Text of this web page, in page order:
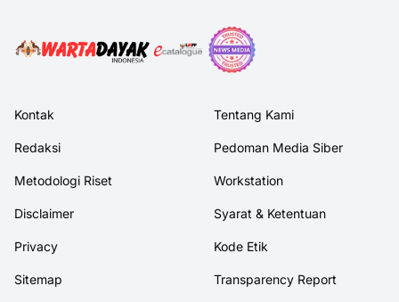
Kontak Tentang Kami
Redaksi Pedoman Media Siber
Metodologi Riset Workstation
Disclaimer Syarat & Ketentuan
Privacy Kode Etik
Sitemap Transparency Report